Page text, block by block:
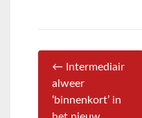
← Intermediair
alweer
‘binnenkort’ in